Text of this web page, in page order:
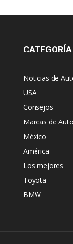
Noticias de
USA
Consejos
Marcas de
México
América
Los mejores
Toyota
BMW